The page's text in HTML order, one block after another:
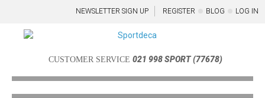
NEWSLETTER SIGN UP REGISTER BLOG LOG IN
CUSTOMER SERVICE 021 998 SPORT (77678)